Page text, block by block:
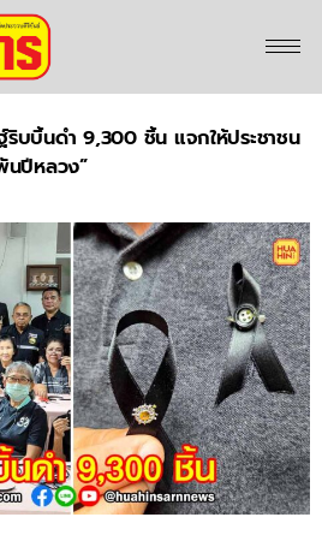
บบิ้นดำ 9,300 ชิ้น แจกให้ประชาชน
นปีหลวง”